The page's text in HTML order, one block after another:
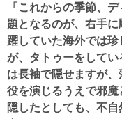
「これからの季節、
題となるのが、右手
躍していた海外では
が、タトゥーをして
は長袖で隠せますが、
役を演じるうえで邪
隠したとしても、不